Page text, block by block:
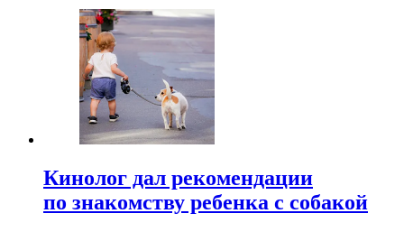
Кинолог дал рекомендации
по знакомству ребенка с собакой